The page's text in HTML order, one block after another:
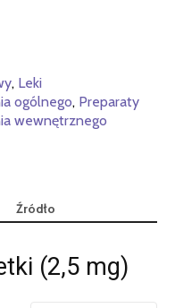
, Leki
ogólnego, Preparaty
wewnętrznego
Źródło
(2,5 mg)